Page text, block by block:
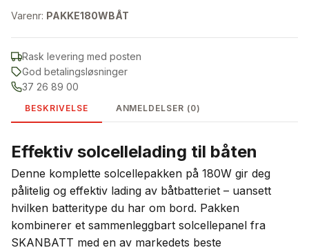
Varenr: PAKKE180WBÅT
Rask levering med posten
God betalingsløsninger
37 26 89 00
BESKRIVELSE ANMELDELSER (0)
Effektiv solcellelading til båten
Denne komplette solcellepakken på 180W gir deg
pålitelig og effektiv lading av båtbatteriet – uansett
hvilken batteritype du har om bord. Pakken
kombinerer et sammenleggbart solcellepanel fra
SKANBATT med en av markedets beste